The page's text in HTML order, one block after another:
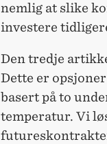
nemlig at slike
investere
Den tredje
Dette er
basert på to
temperatur. Vi